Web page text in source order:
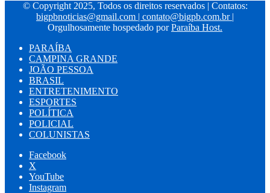
© Copyright 2025, Todos os direitos reservados | Contatos:
bigpbnoticias@gmail.com
contato@bigpb.com.br
Orgulhosamente hospedado porParaíba Host.
PARAÍBA
CAMPINA GRANDE
JOÃO PESSOA
BRASIL
ENTRETENIMENTO
ESPORTES
POLÍTICA
POLICIAL
COLUNISTAS
Facebook
X
YouTube
Instagram